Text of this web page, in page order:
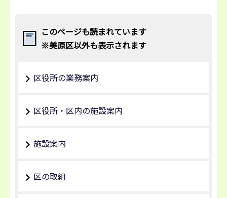
このページも読まれています
※美原区以外も表示されます
区役所の業務案内
区役所・区内の施設案内
施設案内
区の取組